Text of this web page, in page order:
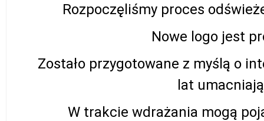
Rozpoczęliśmy proces
Nowe logo jest
Zostało przygotowane z myślą o
lat
W trakcie wdrażania mogą